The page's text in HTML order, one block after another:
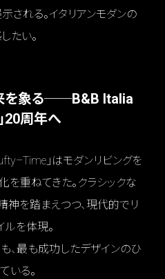
される。イタリアンモダンの
たい。
を象る──B&B Italia
20周年へ
」はモダンリビングを
を重ねてきた。クラシックな
神を踏まえつつ、現代的でリ
ルを体現。
、最も成功したデザインのひ
いる。